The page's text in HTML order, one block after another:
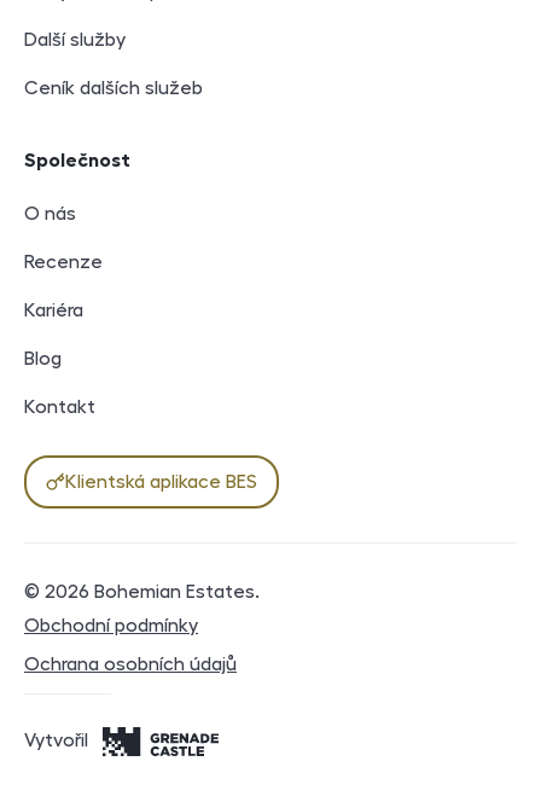
Další služby
Ceník dalších služeb
Společnost
O nás
Recenze
Kariéra
Blog
Kontakt
Klientská aplikace BES
© 2026 Bohemian Estates.
Právní dokumenty
Obchodní podmínky
Ochrana osobních údajů
Vytvořil